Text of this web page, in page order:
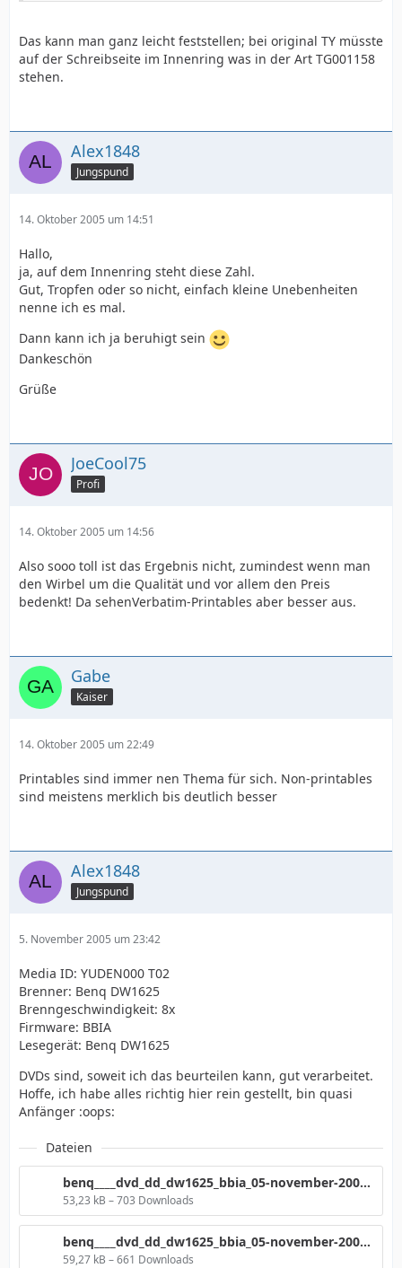
Das kann man ganz leicht feststellen; bei original TY müsste
auf der Schreibseite im Innenring was in der Art TG001158
stehen.
Alex1848
Jungspund
14. Oktober 2005 um 14:51
Hallo,
ja, auf dem Innenring steht diese Zahl.
Gut, Tropfen oder so nicht, einfach kleine Unebenheiten
nenne ich es mal.
Dann kann ich ja beruhigt sein
Dankeschön
Grüße
JoeCool75
Profi
14. Oktober 2005 um 14:56
Also sooo toll ist das Ergebnis nicht, zumindest wenn man
den Wirbel um die Qualität und vor allem den Preis
bedenkt! Da sehenVerbatim-Printables aber besser aus.
Gabe
Kaiser
14. Oktober 2005 um 22:49
Printables sind immer nen Thema für sich. Non-printables
sind meistens merklich bis deutlich besser
Alex1848
Jungspund
5. November 2005 um 23:42
Media ID: YUDEN000 T02
Brenner: Benq DW1625
Brenngeschwindigkeit: 8x
Firmware: BBIA
Lesegerät: Benq DW1625
DVDs sind, soweit ich das beurteilen kann, gut verarbeitet.
Hoffe, ich habe alles richtig hier rein gestellt, bin quasi
Anfänger :oops:
Dateien
benq____dvd_dd_dw1625_bbia_05-november-2005_23_30_980.png
53,23 kB – 703 Downloads
benq____dvd_dd_dw1625_bbia_05-november-2005_22_27_103.png
59,27 kB – 661 Downloads